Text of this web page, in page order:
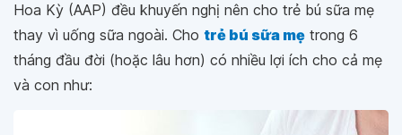
Hoa Kỳ (AAP) đều khuyến nghị nên cho trẻ bú sữa mẹ
thay vì uống sữa ngoài. Cho trẻ bú sữa mẹ trong 6
tháng đầu đời (hoặc lâu hơn) có nhiều lợi ích cho cả mẹ
và con như: